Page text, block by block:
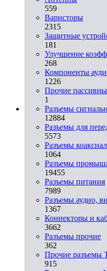
559
Варисторы
2315
Защитные
181
Улучшение
268
Компоненты
1226
Прочие
1
Разъeмы
12884
Разъeмы для
5573
Разъeмы
1064
Разъeмы
19455
Разъeмы питания
7989
Разъeмы аудио,
1367
Коннекторы и
3662
Разъeмы прочие
362
Прочие разъемы
915